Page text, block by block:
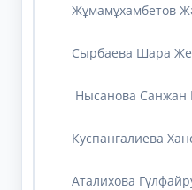
Жұмамұхамбетов
Cырбаева Шара
Нысанова Санжан
Куспангалиева
Аталихова